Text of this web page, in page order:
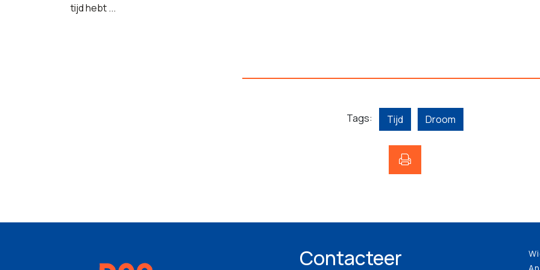
tijd hebt ...
Tags: Tijd Droom
Contacteer